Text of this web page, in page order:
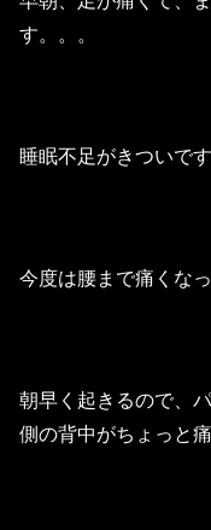
す。。。
睡眠不足がきついです
今度は腰まで痛くな
朝早く起きるので、
側の背中がちょっと痛